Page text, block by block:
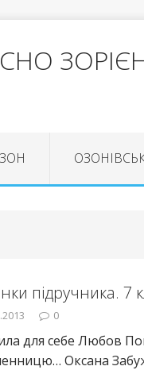
підручника.
0
для себе Любов
Оксана